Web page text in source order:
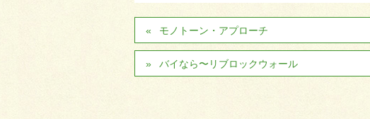
モノトーン・アプローチ
バイなら〜リブロックウォール